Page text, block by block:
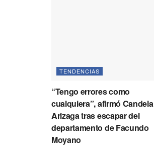
TENDENCIAS
“Tengo errores como
cualquiera”, afirmó Candela
Arizaga tras escapar del
departamento de Facundo
Moyano